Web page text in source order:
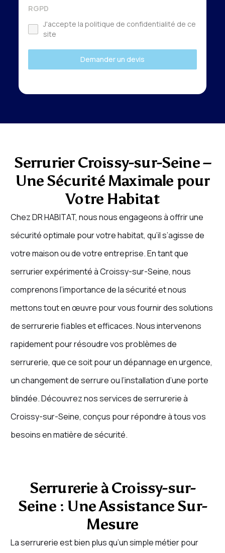
RGPD
J'accepte la politique de confidentialité de ce
site
Demander un devis
Serrurier Croissy-sur-Seine –
Une Sécurité Maximale pour
Votre Habitat
Chez DR HABITAT, nous nous engageons à offrir une
sécurité optimale pour votre habitat, qu’il s’agisse de
votre maison ou de votre entreprise. En tant que
serrurier expérimenté à Croissy-sur-Seine, nous
comprenons l’importance de la sécurité et nous
mettons tout en œuvre pour vous fournir des solutions
de serrurerie fiables et efficaces. Nous intervenons
rapidement pour résoudre vos problèmes de
serrurerie, que ce soit pour un dépannage en urgence,
un changement de serrure ou l’installation d’une porte
blindée. Découvrez nos services de serrurerie à
Croissy-sur-Seine, conçus pour répondre à tous vos
besoins en matière de sécurité.
Serrurerie à Croissy-sur-
Seine : Une Assistance Sur-
Mesure
La serrurerie est bien plus qu’un simple métier pour